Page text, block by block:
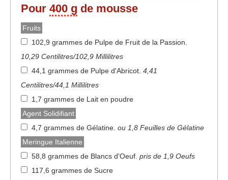
Pour 400 g de mousse
Fruits
102,9 grammes de Pulpe de Fruit de la Passion.
10,29 Centilitres/102,9 Millilitres
44,1 grammes de Pulpe d'Abricot. 4,41
Centilitres/44,1 Millilitres
1,7 grammes de Lait en poudre
Agent Solidifiant
4,7 grammes de Gélatine. ou 1,8 Feuilles de Gélatine
Meringue Italienne
58,8 grammes de Blancs d'Oeuf. pris de 1,9 Oeufs
117,6 grammes de Sucre